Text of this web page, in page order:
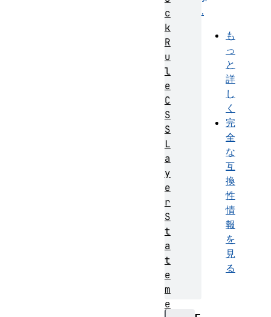
.
も
っ
と
詳
し
く
完
全
な
互
換
性
情
報
を
見
る
c
k
R
u
l
e
C
S
S
L
a
y
e
r
S
t
a
t
e
m
e